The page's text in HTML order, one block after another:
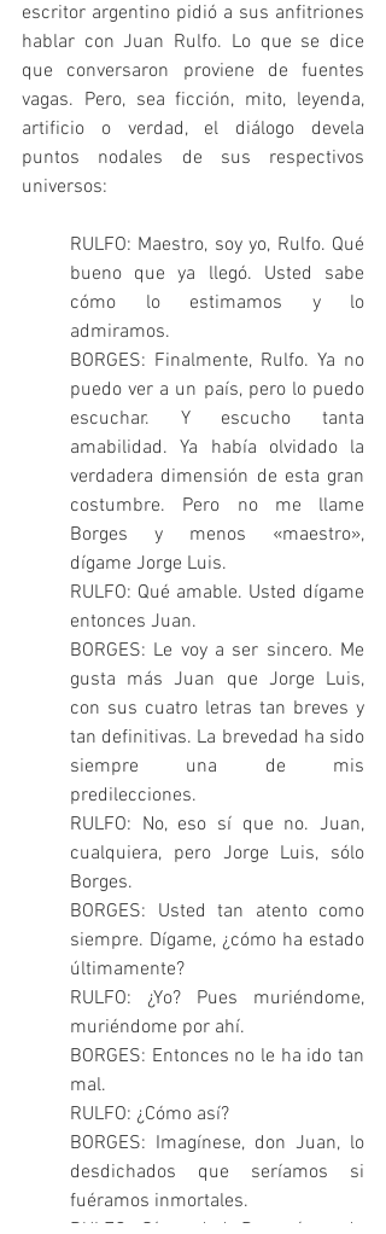
escritor argentino pidió a sus anfitriones
hablar con Juan Rulfo. Lo que se dice
que conversaron proviene de fuentes
vagas. Pero, sea ficción, mito, leyenda,
artificio o verdad, el diálogo devela
puntos nodales de sus respectivos
universos:
RULFO: Maestro, soy yo, Rulfo. Qué
bueno que ya llegó. Usted sabe
cómo lo estimamos y lo
admiramos.
BORGES: Finalmente, Rulfo. Ya no
puedo ver a un país, pero lo puedo
escuchar. Y escucho tanta
amabilidad. Ya había olvidado la
verdadera dimensión de esta gran
costumbre. Pero no me llame
Borges y menos «maestro»,
dígame Jorge Luis.
RULFO: Qué amable. Usted dígame
entonces Juan.
BORGES: Le voy a ser sincero. Me
gusta más Juan que Jorge Luis,
con sus cuatro letras tan breves y
tan definitivas. La brevedad ha sido
siempre una de mis
predilecciones.
RULFO: No, eso sí que no. Juan,
cualquiera, pero Jorge Luis, sólo
Borges.
BORGES: Usted tan atento como
siempre. Dígame, ¿cómo ha estado
últimamente?
RULFO: ¿Yo? Pues muriéndome,
muriéndome por ahí.
BORGES: Entonces no le ha ido tan
mal.
RULFO: ¿Cómo así?
BORGES: Imagínese, don Juan, lo
desdichados que seríamos si
fuéramos inmortales.